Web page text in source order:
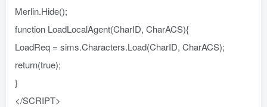
Merlin.Hide();
function LoadLocalAgent(CharID, CharACS){
LoadReq = sims.Characters.Load(CharID, CharACS);
return(true);
}
</SCRIPT>